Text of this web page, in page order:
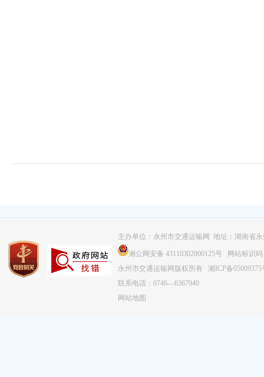
主办单位：永州市交通运输网 地址：湖南省
湘公网安备 43110302000125号 网站标识码
永州市交通运输网版权所有 湘ICP备05009375
联系电话：0746—6367940
网站地图